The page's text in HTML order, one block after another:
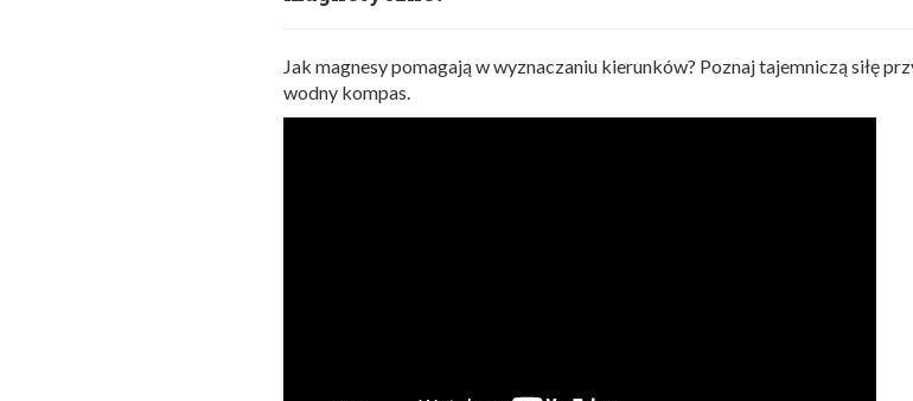
Jak magnesy pomagają w wyznaczaniu kierunków? Poznaj tajemniczą siłę
wodny kompas.